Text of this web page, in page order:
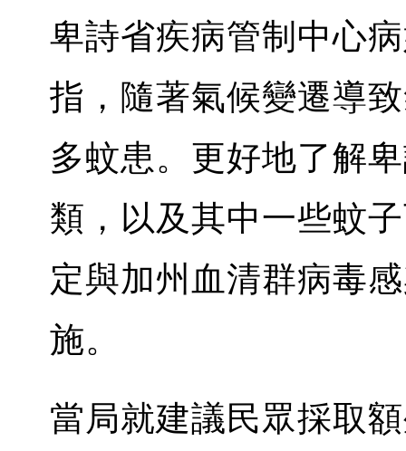
卑詩省疾病管制中心
指，隨著氣候變遷導
多蚊患。更好地了解
類，以及其中一些蚊
定與加州血清群病毒
施。
當局就建議民眾採取